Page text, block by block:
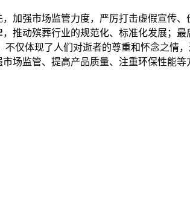
加强市场监管力度，严厉打击虚假宣传
推动殡葬行业的规范化、标准化发展；
仅体现了人们对逝者的尊重和怀念之情
场监管、提高产品质量、注重环保性能